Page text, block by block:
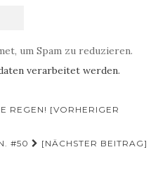
um Spam zu reduzieren.
verarbeitet werden.
REGEN! [VORHERIGER
#50
[NÄCHSTER BEITRAG]